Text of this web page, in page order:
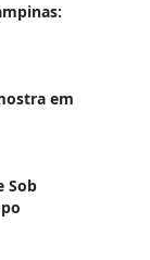
em
Sob